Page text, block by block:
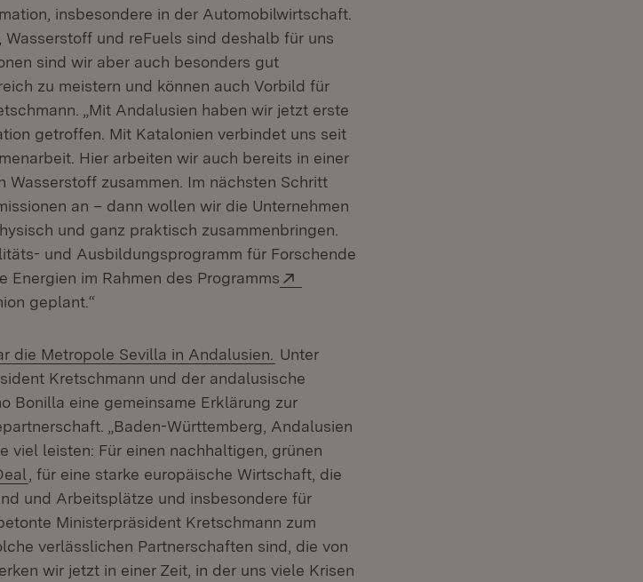
insbesondere in der Automobilwirtschaft.
und reFuels sind deshalb für uns
sind wir aber auch besonders gut
zu meistern und können auch Vorbild für
„Mit Andalusien haben wir jetzt erste
getroffen. Mit Katalonien verbindet uns seit
Hier arbeiten wir auch bereits in einer
zusammen. Im nächsten Schritt
an – dann wollen wir die Unternehmen
und ganz praktisch zusammenbringen.
und Ausbildungsprogramm für Forschende
Energien im Rahmen des Programms
geplant.“
die Metropole Sevilla in Andalusien.
Unter
Kretschmann und der andalusische
Bonilla eine gemeinsame Erklärung zur
„Baden-Württemberg, Andalusien
viel leisten: Für einen nachhaltigen, grünen
(Öffnet in neuem Fenster)
, für eine starke europäische Wirtschaft, die
und Arbeitsplätze und insbesondere für
Ministerpräsident Kretschmann zum
verlässlichen Partnerschaften sind, die von
wir jetzt in einer Zeit, in der uns viele Krisen